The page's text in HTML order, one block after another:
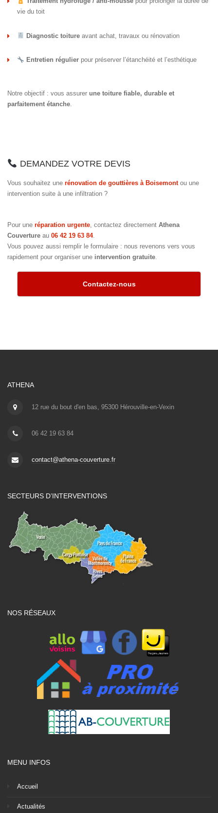
vie du toit
Diagnostic toitureavant achat, travaux ou rénovation
Entretien régulierpour préserver l’étanchéité et l’esthétique
Notre objectif : vous assurer une toiture fiable, durable et
parfaitement étanche.
DEMANDEZ VOTRE DEVIS
Vous souhaitez une rénovation de gouttières à Boisemontou une
intervention suite à une infiltration ?
Pour une réparation urgente , contactez directement Athena
Couverture au 06 42 19 63 84.
Vous pouvez aussi remplir le formulaire : nous revenons vers vous
rapidement pour organiser une intervention gratuite
Contactez-nous
ATHENA
12 rue du bout d'en bas, 95300 Hérouville-en-Vexin
06 42 19 63 84
contact@athena-couverture.fr
SECTEURS D’INTERVENTIONS
NOS RÉSEAUX
MENU INFOS
Accueil
Actualités